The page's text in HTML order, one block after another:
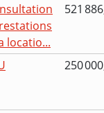
locatio...
521
250